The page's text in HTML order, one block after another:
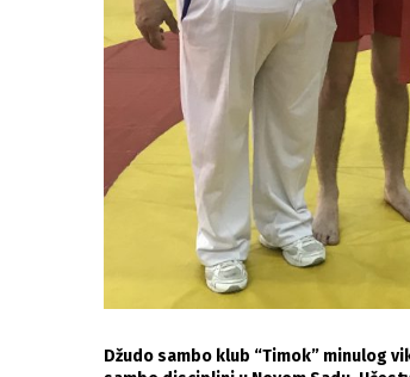
Džudo sambo klub “Timok” minulog